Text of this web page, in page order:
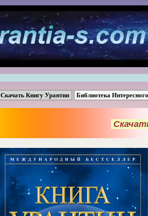
Скачать Книгу Урантии Библиотека Интересного